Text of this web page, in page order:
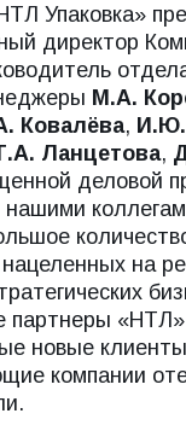
Упаковка»
директор
М.А.
Ковалёва, И.Ю.
Ланцетова,
деловой
нашими
нацеленных на
партнеры
новые
компании